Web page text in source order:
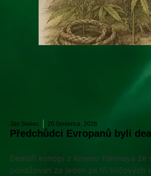
Jan Siwiec 20 července, 2026
Předchůdci Evropanů byli
Dealeři konopí z kmenu Yamnaya ze
považován za jeden ze tří klíčových